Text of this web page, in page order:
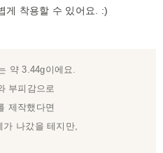
게 착용할 수 있어요. :)
약 3.44g이에요.
부피감으로
제작했다면
나갔을 테지만,